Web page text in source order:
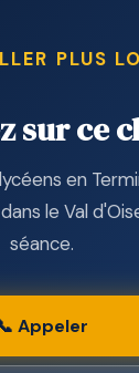
PLUS
sur ce
en
le Val
séance.
Appeler